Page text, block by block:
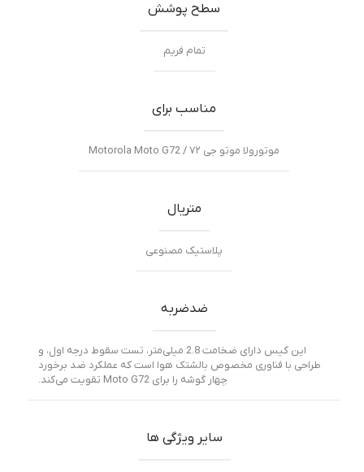
سطح پوشش
تمام فریم
مناسب برای
موتورولا موتو جی ۷۲ / Motorola Moto G72
متریال
پلاستیک مصنوعی
ضدضربه
این کیس دارای ضخامت 2.8 میلی‌متر، تست سقوط درجه اول، و
طراحی با فناوری مخصوص بالشتک هوا است که عملکرد ضد برخورد
چهار گوشه را برای Moto G72 تقویت می‌کند.
سایر ویژگی ها